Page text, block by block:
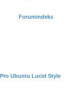
Forumindeks
Pro Ubuntu Lucid Style